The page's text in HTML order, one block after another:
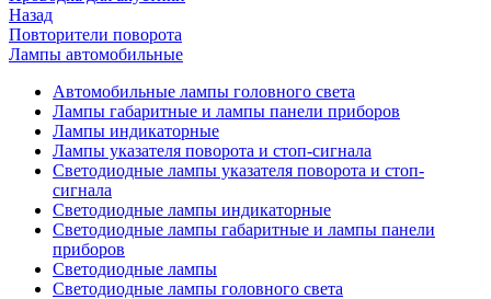
Назад
Повторители поворота
Лампы автомобильные
Автомобильные лампы головного света
Лампы габаритные и лампы панели приборов
Лампы индикаторные
Лампы указателя поворота и стоп-сигнала
Светодиодные лампы указателя поворота и стоп-
сигнала
Светодиодные лампы индикаторные
Светодиодные лампы габаритные и лампы панели
приборов
Светодиодные лампы
Светодиодные лампы головного света